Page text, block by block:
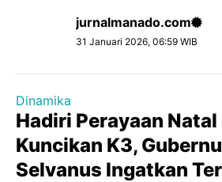
jurnalmanado.com
31 Januari 2026, 06:59 WIB
Dinamika
Hadiri Perayaan Natal
Kuncikan K3,
Selvanus Ingatkan